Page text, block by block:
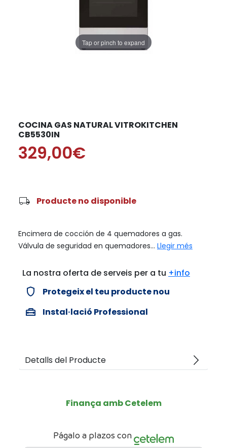
Tap or pinch to expand
COCINA GAS NATURAL VITROKITCHEN
CB5530IN
329,00€
local_shipping Producte no disponible
Encimera de cocción de 4 quemadores a gas.
Válvula de seguridad en quemadores... Llegir més
La nostra oferta de serveis per a tu +info
verified_user Protegeix el teu producte nou
home_repair_service Instal·lació Professional
Detalls del Producte arrow_forward_ios
Finança amb Cetelem
Págalo a plazos con